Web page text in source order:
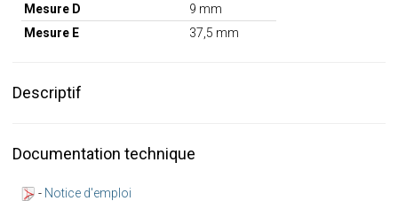
Mesure D
9 mm
Mesure E
37,5 mm
Descriptif
Documentation technique
- Notice d'emploi